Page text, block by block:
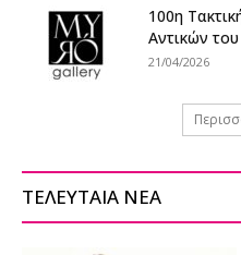
100η
Αντικών
21/04/2026
ΤΕΛΕΥΤΑΙΑ ΝΕΑ